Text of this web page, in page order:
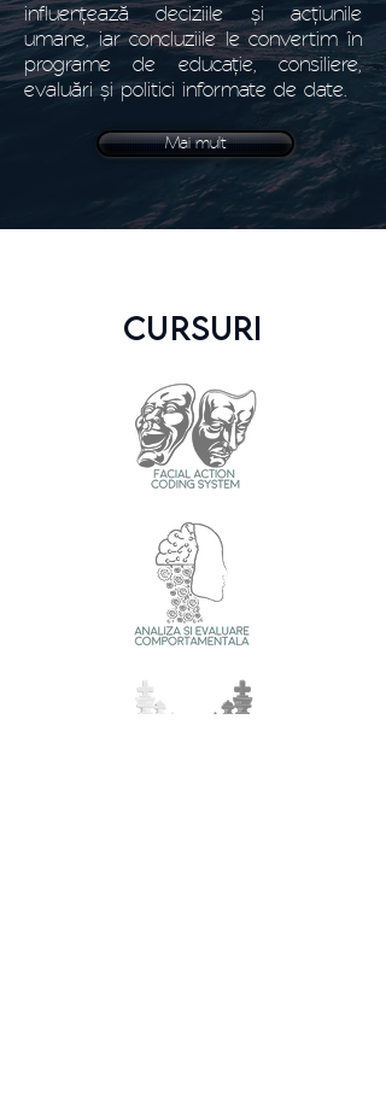
influențează deciziile și acțiunile
umane, iar concluziile le convertim în
programe de educație, consiliere,
evaluări și politici informate de date.
Mai mult
CURSURI